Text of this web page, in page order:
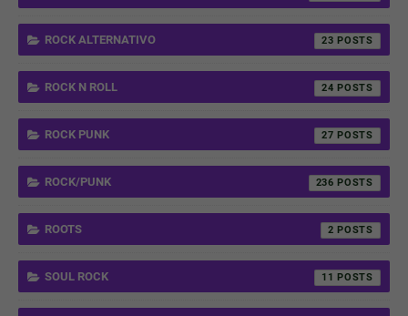
ROCK ALTERNATIVO 23
ROCK N ROLL 24
ROCK PUNK 27
ROCK/PUNK 236
ROOTS 2
SOUL ROCK 11